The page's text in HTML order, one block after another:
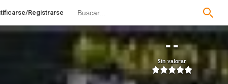
Registrarse
--
Sin valorar